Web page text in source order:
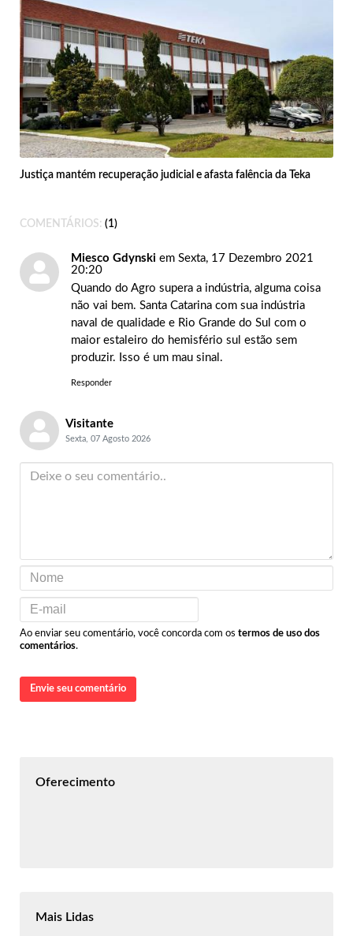
Justiça mantém recuperação judicial e afasta falência da Teka
COMENTÁRIOS: 1
Miesco Gdynski em Sexta, 17 Dezembro 2021
20:20
Quando do Agro supera a indústria, alguma coisa
não vai bem. Santa Catarina com sua indústria
naval de qualidade e Rio Grande do Sul com o
maior estaleiro do hemisfério sul estão sem
produzir. Isso é um mau sinal.
Responder
Visitante
Sexta, 07 Agosto 2026
Ao enviar seu comentário, você concorda com os termos de uso dos
comentários.
Envie seu comentário
Oferecimento
Mais Lidas